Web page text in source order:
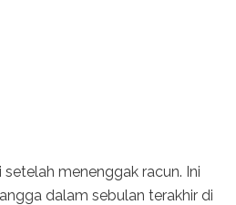
menenggak racun. Ini
dalam sebulan terakhir di